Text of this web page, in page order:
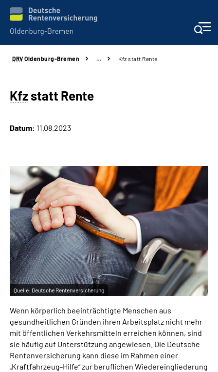
Services
Beratung und Kontakt
Presse
Über Uns
Inhalte in Gebärdensprache (DGS)
Leichte Sprache
Suche
Mein Kundenportal
DRV Oldenburg-Bremen … Kfz statt Rente
Kfzstatt Rente
Datum: 11.08.2023
Quelle:Deutsche Rentenversicherung
Wenn körperlich beeinträchtigte Menschen aus
gesundheitlichen Gründen ihren Arbeitsplatz nicht mehr
mit öffentlichen Verkehrsmitteln erreichen können, sind
sie häufig auf Unterstützung angewiesen. Die Deutsche
Rentenversicherung kann diese im Rahmen einer
„Kraftfahrzeug-Hilfe“ zur beruflichen Wiedereingliederung